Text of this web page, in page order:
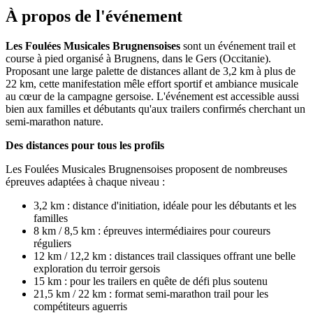
À propos de l'événement
Les Foulées Musicales Brugnensoises sont un événement trail et
course à pied organisé à Brugnens, dans le Gers (Occitanie).
Proposant une large palette de distances allant de 3,2 km à plus de
22 km, cette manifestation mêle effort sportif et ambiance musicale
au cœur de la campagne gersoise. L'événement est accessible aussi
bien aux familles et débutants qu'aux trailers confirmés cherchant un
semi-marathon nature.
Des distances pour tous les profils
Les Foulées Musicales Brugnensoises proposent de nombreuses
épreuves adaptées à chaque niveau :
3,2 km : distance d'initiation, idéale pour les débutants et les
familles
8 km / 8,5 km : épreuves intermédiaires pour coureurs
réguliers
12 km / 12,2 km : distances trail classiques offrant une belle
exploration du terroir gersois
15 km : pour les trailers en quête de défi plus soutenu
21,5 km / 22 km : format semi-marathon trail pour les
compétiteurs aguerris